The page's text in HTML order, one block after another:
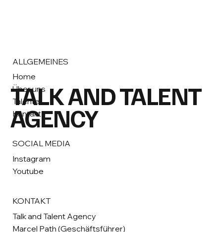
TALK AND TALENT
AGENCY
ALLGEMEINES
Home
Über uns
Talente
Kontakt
SOCIAL MEDIA
Instagram
Youtube
KONTAKT
Talk and Talent Agency
Marcel Path (Geschäftsführer)